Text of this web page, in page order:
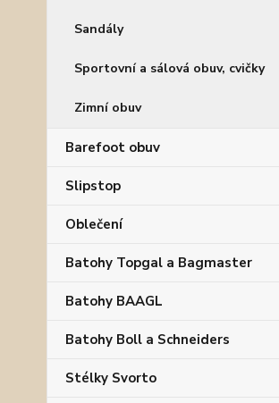
Sandály
Sportovní a sálová obuv, cvičky
Zimní obuv
Barefoot obuv
Slipstop
Oblečení
Batohy Topgal a Bagmaster
Batohy BAAGL
Batohy Boll a Schneiders
Stélky Svorto